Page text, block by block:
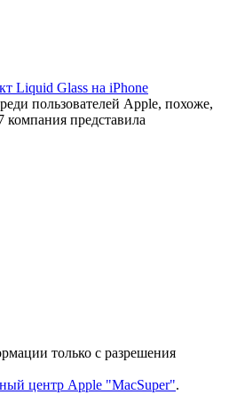
Liquid Glass на iPhone
пользователей Apple, похоже,
компания представила
только с разрешения
центр Apple "MacSuper".